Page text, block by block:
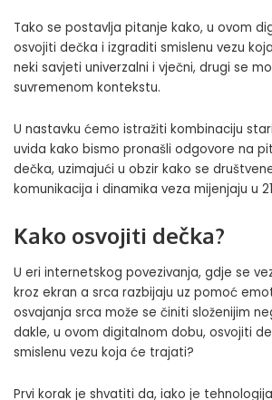
Tako se postavlja pitanje kako, u ovom
osvojiti dečka i izgraditi smislenu vezu
neki savjeti univerzalni i vječni, drugi se
suvremenom kontekstu.
U nastavku ćemo istražiti kombinaciju
uvida kako bismo pronašli odgovore na
dečka, uzimajući u obzir kako se
komunikacija i dinamika veza mijenjaju u
Kako osvojiti dečka?
U eri internetskog povezivanja, gdje se
kroz ekran a srca razbijaju uz pomoć
osvajanja srca može se činiti složenijim
dakle, u ovom digitalnom dobu, osvojiti
smislenu vezu koja će trajati?
Prvi korak je shvatiti da, iako je